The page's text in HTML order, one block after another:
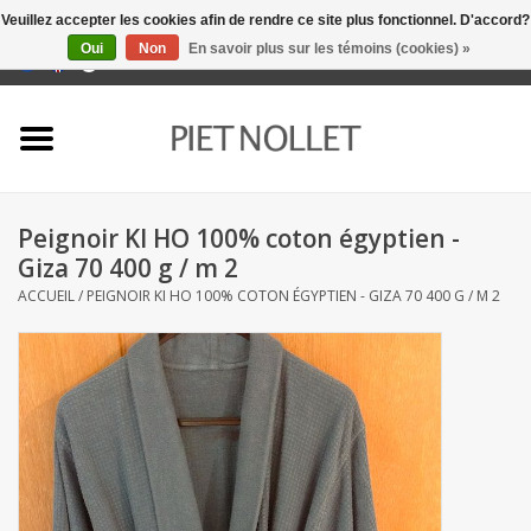
0 Articles - €0,00
serviettes
linge de cuisine
chaussettes
Peignoir KI HO 100% coton égyptien -
Giza 70 400 g / m 2
ACCUEIL/ PEIGNOIR KI HO 100% COTON ÉGYPTIEN - GIZA 70 400 G / M 2
Veuillez accepter les cookies afin de rendre ce site plus fonctionnel. D'accord?
Oui
Non En savoir plus sur les témoins (cookies) »